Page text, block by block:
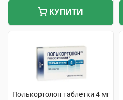
КУПИТИ
Полькортолон таблетки 4 мг